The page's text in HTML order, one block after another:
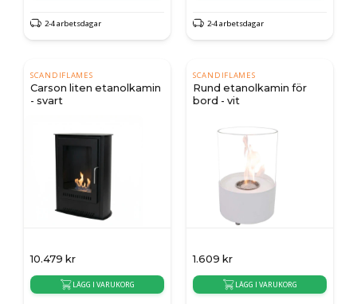
2-4 arbetsdagar 2-4 arbetsdagar
SCANDIFLAMES
Carson liten etanolkamin
- svart
10.479 kr
LÄGG I VARUKORG
SCANDIFLAMES
Rund etanolkamin för
bord - vit
1.609 kr
LÄGG I VARUKORG